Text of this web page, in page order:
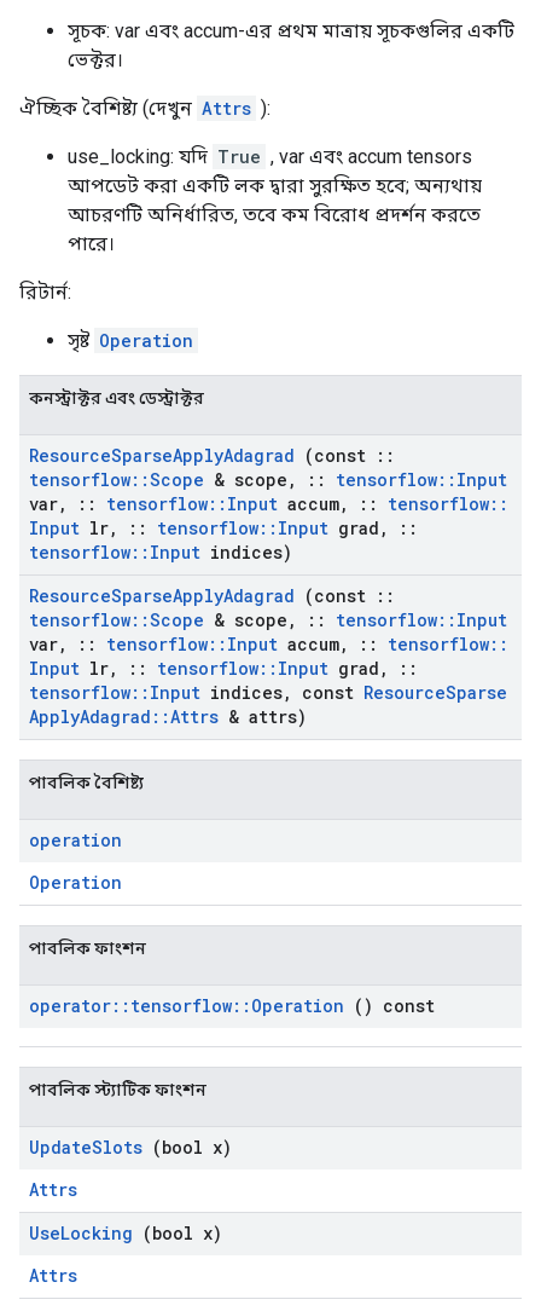
সূচক: var এবং accum-এর প্রথম মাত্রায় সূচকগুলির একটি
ভেক্টর।
ঐচ্ছিক বৈশিষ্ট্য (দেখুন Attrs ):
use_locking: যদি True , var এবং accum tensors
আপডেট করা একটি লক দ্বারা সুরক্ষিত হবে; অন্যথায়
আচরণটি অনির্ধারিত, তবে কম বিরোধ প্রদর্শন করতে
পারে।
রিটার্ন:
সৃষ্ট Operation
কনস্ট্রাক্টর এবং ডেস্ট্রাক্টর
ResourceSparseApplyAdagrad (const ::
tensorflow::Scope & scope , :: tensorflow:: Input
var, :: tensorflow:: Input accum, :: tensorflow::
Input lr, :: tensorflow:: Input grad ,
::
tensorflow:: Input indices)
ResourceSparseApplyAdagrad (const ::
tensorflow::Scope & scope , :: tensorflow:: Input
var, :: tensorflow:: Input accum, :: tensorflow::
Input lr, :: tensorflow:: Input grad ,
::
tensorflow:: Input indices, const ResourceSparse
ApplyAdagrad ::Attrs & attrs)
পাবলিক বৈশিষ্ট্য
operation
Operation
পাবলিক ফাংশন
operator:: tensorflow:: Operation () const
পাবলিক স্ট্যাটিক ফাংশন
UpdateSlots (bool x)
Attrs
UseLocking (bool x)
Attrs